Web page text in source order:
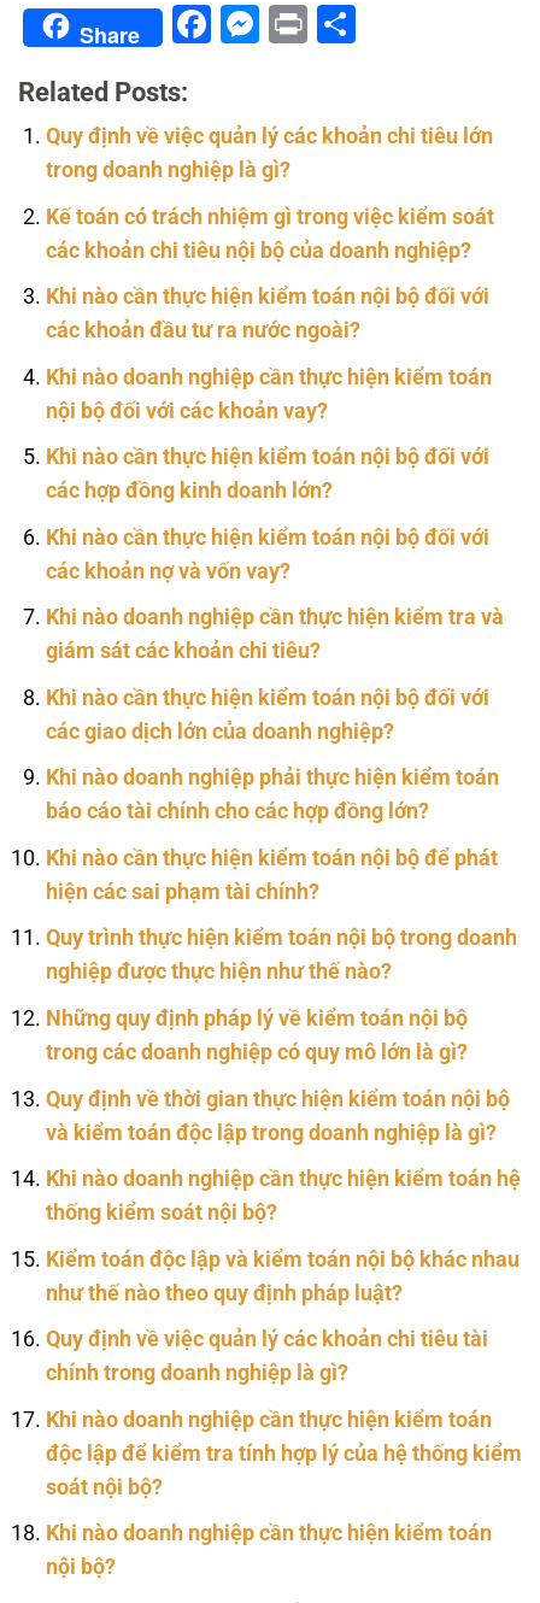
Share Facebook
Messenger
Print
Related Posts:
Quy định về việc quản lý các khoản chi tiêu lớn
trong doanh nghiệp là gì?
Kế toán có trách nhiệm gì trong việc kiểm soát
các khoản chi tiêu nội bộ của doanh nghiệp?
Khi nào cần thực hiện kiểm toán nội bộ đối với
các khoản đầu tư ra nước ngoài?
Khi nào doanh nghiệp cần thực hiện kiểm toán
nội bộ đối với các khoản vay?
Khi nào cần thực hiện kiểm toán nội bộ đối với
các hợp đồng kinh doanh lớn?
Khi nào cần thực hiện kiểm toán nội bộ đối với
các khoản nợ và vốn vay?
Khi nào doanh nghiệp cần thực hiện kiểm tra và
giám sát các khoản chi tiêu?
Khi nào cần thực hiện kiểm toán nội bộ đối với
các giao dịch lớn của doanh nghiệp?
Khi nào doanh nghiệp phải thực hiện kiểm toán
báo cáo tài chính cho các hợp đồng lớn?
Khi nào cần thực hiện kiểm toán nội bộ để phát
hiện các sai phạm tài chính?
Quy trình thực hiện kiểm toán nội bộ trong doanh
nghiệp được thực hiện như thế nào?
Những quy định pháp lý về kiểm toán nội bộ
trong các doanh nghiệp có quy mô lớn là gì?
Quy định về thời gian thực hiện kiểm toán nội bộ
và kiểm toán độc lập trong doanh nghiệp là gì?
Khi nào doanh nghiệp cần thực hiện kiểm toán hệ
thống kiểm soát nội bộ?
Kiểm toán độc lập và kiểm toán nội bộ khác nhau
như thế nào theo quy định pháp luật?
Quy định về việc quản lý các khoản chi tiêu tài
chính trong doanh nghiệp là gì?
Khi nào doanh nghiệp cần thực hiện kiểm toán
độc lập để kiểm tra tính hợp lý của hệ thống kiểm
soát nội bộ?
Khi nào doanh nghiệp cần thực hiện kiểm toán
nội bộ?